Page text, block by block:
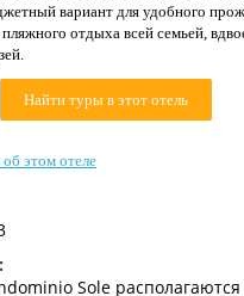
вариант для удобного
отдыха всей семьей,
Найти туры в этот отель
этом отеле
Sole располагаются